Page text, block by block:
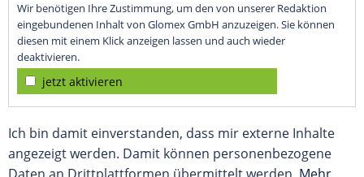
Wir benötigen Ihre Zustimmung, um den von unserer Redaktion
eingebundenen Inhalt von Glomex GmbH anzuzeigen. Sie können
diesen mit einem Klick anzeigen lassen und auch wieder
deaktivieren.
jetzt aktivieren
Ich bin damit einverstanden, dass mir externe Inhalte
angezeigt werden. Damit können personenbezogene